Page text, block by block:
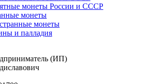
монеты России и СССР
монеты
монеты
и палладия
(ИП)